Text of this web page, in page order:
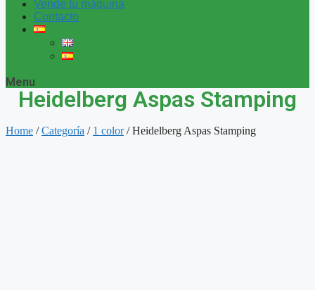
Vende tu máquina
Contacto
Menu
Heidelberg Aspas Stamping
Home /Categoría / 1 color/ Heidelberg Aspas Stamping